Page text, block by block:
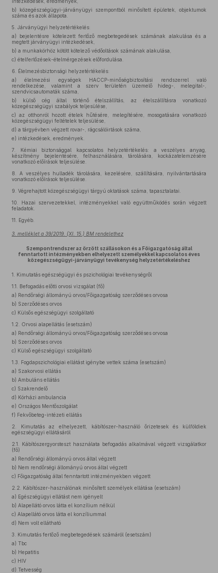
b) közegészségügyi-járványügyi szempontból minősített épületek, objektumok
száma és azok állapota.
5. Járványügyi helyzetértékelés:
a) bejelentésre kötelezett fertőző megbetegedések számának alakulása és a
megtett járványügyi intézkedések,
b) a munkakörhöz kötött kötelező védőoltások számának alakulása,
c) ételfertőzések-ételmérgezések előfordulása.
6.
Élelmezésbiztonsági helyzetértékelés:
a) élelmezési egységek HACCP-minőségbiztosítási rendszerrel való
rendelkezése, valamint a szerv területén üzemelő hideg-, melegital-,
szendvicsautomaták száma,
b) külső cég által történő ételszállítás, az ételszállításra vonatkozó
közegészségügyi szabályok teljesülése,
c) az otthonról hozott ételek hűtésére, melegítésére, mosogatására vonatkozó
közegészségügyi feltételek teljesülése,
d) a tárgyévben végzett rovar-, rágcsálóirtások száma,
e) intézkedések, eredmények.
7.
Kémiai biztonsággal kapcsolatos helyzetértékelés: a veszélyes anyag,
készítmény bejelentésére, felhasználására, tárolására, kockázatelemzésére
vonatkozó előírások teljesülése.
8.
A veszélyes hulladék tárolására, kezelésére, szállítására, nyilvántartására
vonatkozó előírások teljesülése.
9. Végrehajtott közegészségügyi tárgyú oktatások száma, tapasztalatai.
10.
Hazai szervezetekkel, intézményekkel való együttműködés során végzett
feladatok.
11.
Egyéb.
3. melléklet a 39/2019. (XI. 15.) BM rendelethez
Szempontrendszer az őrzött szállásokon és a Főigazgatóság által
fenntartott intézményekben elhelyezett személyekkel kapcsolatos éves
közegészségügyi-járványügyi tevékenység helyzetértékeléshez
1.
Kimutatás egészségügyi és pszichológiai tevékenységről
1.1.
Befogadás előtti orvosi vizsgálat (fő)
a) Rendőrségi állományú orvos/Főigazgatóság szerződéses orvosa
b) Szerződéses orvos
c) Külsős egészségügyi szolgáltató
1.2.
Orvosi alapellátás (esetszám)
a) Rendőrségi állományú orvos/Főigazgatóság szerződéses orvosa
b) Szerződéses orvos
c) Külső egészségügyi szolgáltató
1.3.
Fogdapszichológiai ellátást igénybe vettek száma (esetszám)
a) Szakorvosi ellátás
b) Ambuláns ellátás
c) Szakrendelő
d) Kórházi ambulancia
e) Országos Mentőszolgálat
f) Fekvőbeteg-intézeti ellátás
2.
Kimutatás az elhelyezett, kábítószer-használó őrizetesek és külföldiek
egészségügyi ellátásáról
2.1.
Kábítószergyorsteszt használata befogadás alkalmával végzett vizsgálatkor
(fő)
a) Rendőrségi állományú orvos által végzett
b) Nem rendőrségi állományú orvos által végzett
c) Főigazgatóság által fenntartott intézményekben végzett
2.2.
Kábítószer-használónak minősített személyek ellátása (esetszám)
a) Egészségügyi ellátást nem igényelt
b) Alapellátó orvos látta el konzílium nélkül
c) Alapellátó orvos látta el konzíliummal
d) Nem volt ellátható
3.
Kimutatás fertőző megbetegedések számáról (esetszám)
a) Tbc
b) Hepatitis
c) HIV
d) Tetvesség